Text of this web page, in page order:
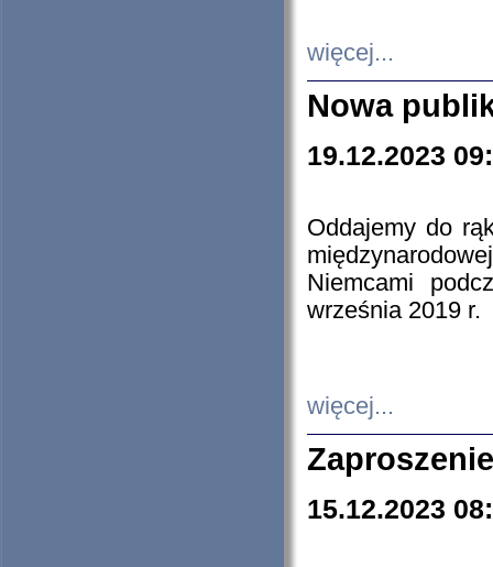
więcej...
Nowa
19.12.2023
Oddajemy do
Niemcami
września 2019 r.
więcej...
15.12.2023